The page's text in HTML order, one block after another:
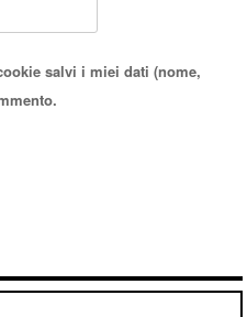
salvi i miei dati (nome,